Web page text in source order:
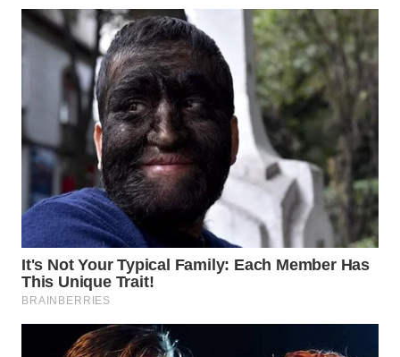
MADURA
WN
SURABAYA
NATUNA
WN
BINTAN
WN
MANDALIKA
WN
LIKUPANG